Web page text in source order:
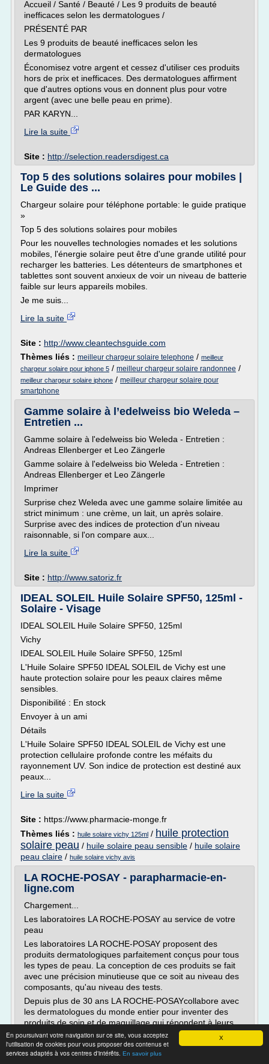
X
En poursuivant votre navigation sur ce site, vous acceptez
l'utilisation de cookies pour vous proposer des contenus et
services adaptés à vos centres d'intérêts. En savoir plus
Accueil / Santé / Beauté / Les 9 produits de beauté
inefficaces selon les dermatologues /
PRÉSENTÉ PAR
Les 9 produits de beauté inefficaces selon les
dermatologues
Économisez votre argent et cessez d'utiliser ces produits
hors de prix et inefficaces. Des dermatologues affirment
que d'autres options vous en donnent plus pour votre
argent (avec une belle peau en prime).
PAR KARYN...
Lire la suite
Site : http://selection.readersdigest.ca
Top 5 des solutions solaires pour mobiles |
Le Guide des ...
Chargeur solaire pour téléphone portable: le guide pratique
»
Top 5 des solutions solaires pour mobiles
Pour les nouvelles technologies nomades et les solutions
mobiles, l'énergie solaire peut être d'une grande utilité pour
recharger les batteries. Les détenteurs de smartphones et
tablettes sont souvent anxieux de voir un niveau de batterie
faible sur leurs appareils mobiles.
Je me suis...
Lire la suite
Site : http://www.cleantechsguide.com
Thèmes liés : meilleur chargeur solaire telephone / meilleur
chargeur solaire pour iphone 5 / meilleur chargeur solaire randonnee /
meilleur chargeur solaire iphone / meilleur chargeur solaire pour
smartphone
Gamme solaire à l’edelweiss bio Weleda –
Entretien ...
Gamme solaire à l'edelweiss bio Weleda - Entretien :
Andreas Ellenberger et Leo Zängerle
Gamme solaire à l'edelweiss bio Weleda - Entretien :
Andreas Ellenberger et Leo Zängerle
Imprimer
Surprise chez Weleda avec une gamme solaire limitée au
strict minimum : une crème, un lait, un après solaire.
Surprise avec des indices de protection d'un niveau
raisonnable, si l'on compare aux...
Lire la suite
Site : http://www.satoriz.fr
IDEAL SOLEIL Huile Solaire SPF50, 125ml -
Solaire - Visage
IDEAL SOLEIL Huile Solaire SPF50, 125ml
Vichy
IDEAL SOLEIL Huile Solaire SPF50, 125ml
L'Huile Solaire SPF50 IDEAL SOLEIL de Vichy est une
haute protection solaire pour les peaux claires même
sensibles.
Disponibilité : En stock
Envoyer à un ami
Détails
L'Huile Solaire SPF50 IDEAL SOLEIL de Vichy est une
protection cellulaire profonde contre les méfaits du
rayonnement UV. Son indice de protection est destiné aux
peaux...
Lire la suite
Site : https://www.pharmacie-monge.fr
Thèmes liés : huile solaire vichy 125ml / huile protection
solaire peau / huile solaire peau sensible / huile solaire
peau claire / huile solaire vichy avis
LA ROCHE-POSAY - parapharmacie-en-
ligne.com
Chargement...
Les laboratoires LA ROCHE-POSAY au service de votre
peau
Les laboratoires LA ROCHE-POSAY proposent des
produits dermatologiques parfaitement conçus pour tous
les types de peau. La conception de ces produits se fait
avec une précision minutieuse que ce soit au niveau des
composants, qu'au niveau des tests.
Depuis plus de 30 ans LA ROCHE-POSAYcollabore avec
les dermatologues du monde entier pour inventer des
produits de soin et de maquillage qui répondent à leurs
besoins et exigences, pour les...
Lire la suite